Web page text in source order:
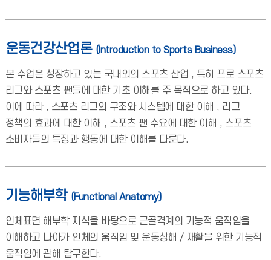
운동건강산업론 (Introduction to Sports Business)
본 수업은 성장하고 있는 국내외의 스포츠 산업 , 특히 프로 스포츠
리그와 스포츠 팬들에 대한 기초 이해를 주 목적으로 하고 있다.
이에 따라 , 스포츠 리그의 구조와 시스템에 대한 이해 , 리그
정책의 효과에 대한 이해 , 스포츠 팬 수요에 대한 이해 , 스포츠
소비자들의 특징과 행동에 대한 이해를 다룬다.
기능해부학 (Functional Anatomy)
인체표면 해부학 지식을 바탕으로 근골격계의 기능적 움직임을
이해하고 나아가 인체의 움직임 및 운동상해 / 재활을 위한 기능적
움직임에 관해 탐구한다.